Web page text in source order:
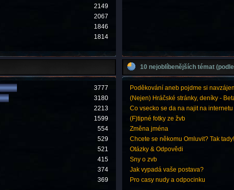
2149
2067
1846
1814
3777
3180
2213
1599
554
529
521
415
374
369
10 nejoblíbenějších témat
Poděkování aneb pojdme si
(Nejen) Hráčské stránky, deníky -
Co vsecko se da na najit na internetu
(F)tipné fotky ze žvb
Změna jména
Chcete se někomu Omluvit? Tak
Otázky & Odpovědi
Sny o zvb
Jak vypadá vaše postava?
Pro casy nudy a odpocinku